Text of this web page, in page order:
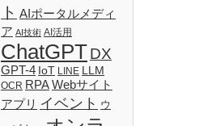
ト AIポータルメディ
ア AI技術 AI活用
ChatGPTDX
GPT-4 IoT LINE LLM
OCR RPAWebサイト
アプリ イベント ウ